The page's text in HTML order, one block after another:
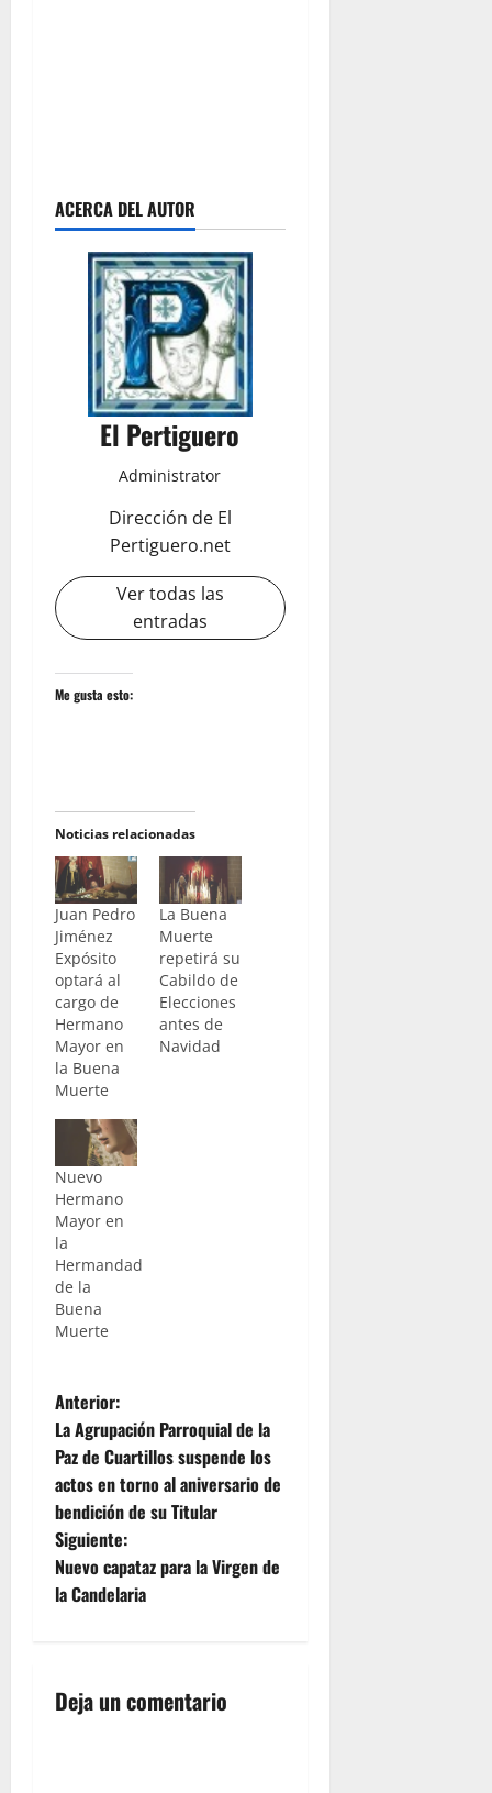
ACERCA DEL AUTOR
El Pertiguero
Administrator
Dirección de El
Pertiguero.net
Ver todas las
entradas
Me gusta esto:
Noticias relacionadas
Juan Pedro
Jiménez
Expósito
optará al
cargo de
Hermano
Mayor en
la Buena
Muerte
La Buena
Muerte
repetirá su
Cabildo de
Elecciones
antes de
Navidad
Nuevo
Hermano
Mayor en
la
Hermandad
de la
Buena
Muerte
N
a
v
e
g
c
Anterior:
La Agrupación Parroquial de la
Paz de Cuartillos suspende los
actos en torno al aniversario de
bendición de su Titular
Siguiente:
Nuevo capataz para la Virgen de
la Candelaria
Deja un comentario